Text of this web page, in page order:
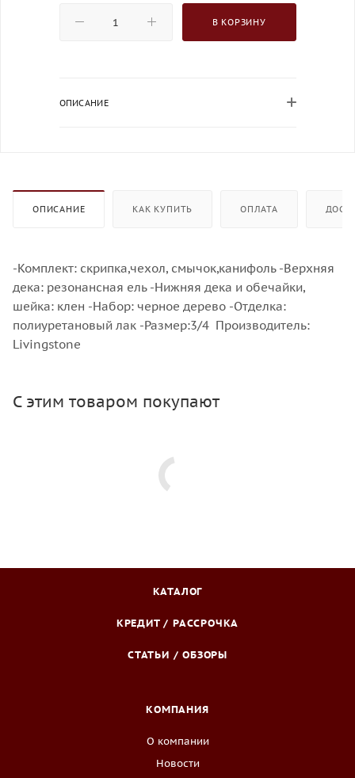
В КОРЗИНУ
ОПИСАНИЕ
ОПИСАНИЕ КАК КУПИТЬ ОПЛАТА
-Комплект: скрипка,чехол, смычок,канифоль -Верхняя
дека: резонансная ель -Нижняя дека и обечайки,
шейка: клен -Набор: черное дерево -Отделка:
полиуретановый лак -Размер:3/4 Производитель:
Livingstone
С этим товаром покупают
КАТАЛОГ
КРЕДИТ / РАССРОЧКА
СТАТЬИ / ОБЗОРЫ
КОМПАНИЯ
О компании
Новости